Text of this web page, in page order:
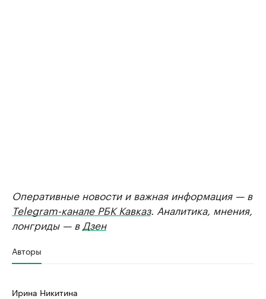
Оперативные новости и важная информация — в
Telegram-канале РБК Кавказ. Аналитика, мнения,
лонгриды — в Дзен
Авторы
Ирина Никитина